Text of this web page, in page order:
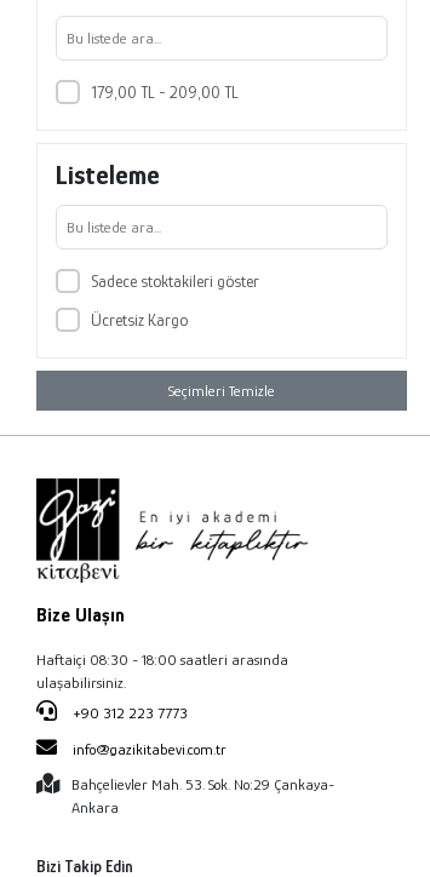
179,00 TL - 209,00 TL
Listeleme
Sadece stoktakileri göster
Ücretsiz Kargo
Seçimleri Temizle
Bize Ulaşın
Haftaiçi 08:30 - 18:00 saatleri arasında
ulaşabilirsiniz.
+90 312 223 7773
info@gazikitabevi.com.tr
Bahçelievler Mah. 53. Sok. No:29 Çankaya-
Ankara
Bizi Takip Edin